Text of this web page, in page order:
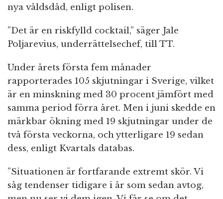
nya våldsdåd, enligt polisen.
”Det är en riskfylld cocktail,” säger Jale
Poljarevius, underrättelsechef, till TT.
Under årets första fem månader
rapporterades 105 skjutningar i Sverige, vilket
är en minskning med 30 procent jämfört med
samma period förra året. Men i juni skedde en
märkbar ökning med 19 skjutningar under de
två första veckorna, och ytterligare 19 sedan
dess, enligt Kvartals databas.
”Situationen är fortfarande extremt skör. Vi
såg tendenser tidigare i år som sedan avtog,